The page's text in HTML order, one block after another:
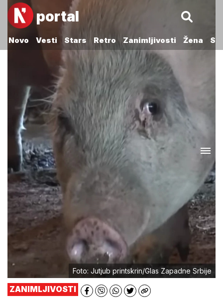
portal
Novo Vesti Stars Retro Zanimljivosti Žena
Foto: Jutjub printskrin/Glas Zapadne Srbije
ZANIMLJIVOSTI